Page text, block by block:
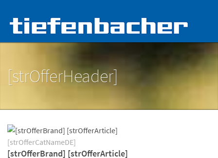
[strOfferHeader]
[strOfferCatNameDE]
[strOfferBrand] [strOfferArticle]